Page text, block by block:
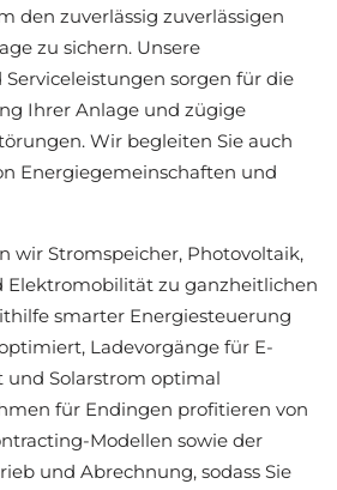
den zuverlässig zuverlässigen
zu sichern. Unsere
sorgen für die
Ihrer Anlage und zügige
Wir begleiten Sie auch
Energiegemeinschaften und
wir Stromspeicher, Photovoltaik,
zu ganzheitlichen
smarter Energiesteuerung
Ladevorgänge für E-
Solarstrom optimal
für Endingen profitieren von
Modellen sowie der
und Abrechnung, sodass Sie